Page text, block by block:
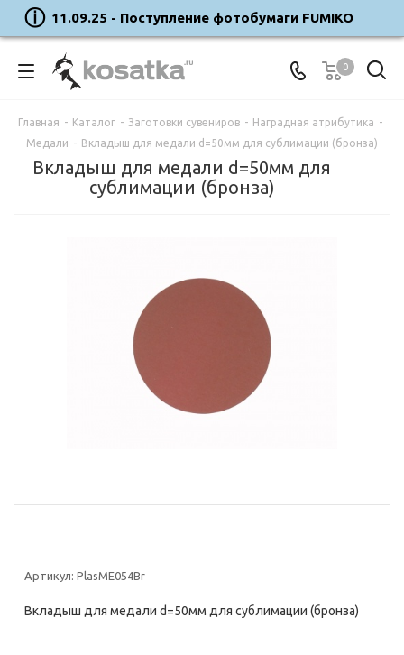
11.09.25 - Поступление фотобумаги FUMIKO
0
Главная - Каталог - Заготовки сувениров - Наградная атрибутика -
Медали - Вкладыш для медали d=50мм для сублимации (бронза)
Вкладыш для медали d=50мм для
сублимации (бронза)
Артикул: PlasME054Br
Вкладыш для медали d=50мм для сублимации (бронза)